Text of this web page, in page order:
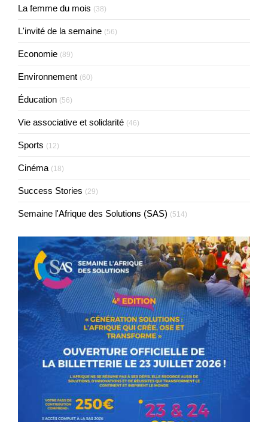
La femme du mois (38)
L'invité de la semaine (56)
Economie (89)
Environnement (60)
Éducation (56)
Vie associative et solidarité (46)
Sports (12)
Cinéma (18)
Success Stories (29)
Semaine l'Afrique des Solutions (SAS) (514)